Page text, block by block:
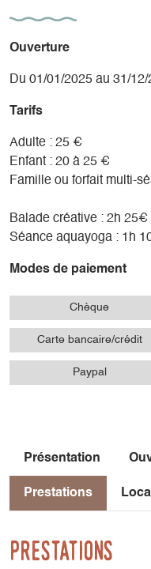
- un rituel de passage
(grossesse, naissance,
déménagement,
accompagner ce
Découvrez la carte des
Accueillir l'extraordinaire
Ouverture
Du 01/01/2025 au 31/
Tarifs
Adulte : 25 €
Enfant : 20 à 25 €
Famille ou forfait multi-
Balade créative : 2h 25€
Séance aquayoga : 1h
Modes de paiement
Chèque
Carte bancaire/crédit
Paypal
Présentation
Prestations
Prestations